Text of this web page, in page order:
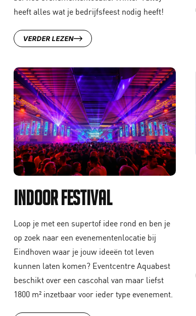
heeft alles wat je bedrijfsfeest nodig heeft!
VERDER LEZEN
Indoor Festival
Loop je met een supertof idee rond en ben je
op zoek naar een evenementenlocatie bij
Eindhoven waar je jouw ideeën tot leven
kunnen laten komen? Eventcentre Aquabest
beschikt over een cascohal van maar liefst
1800 m² inzetbaar voor ieder type evenement.